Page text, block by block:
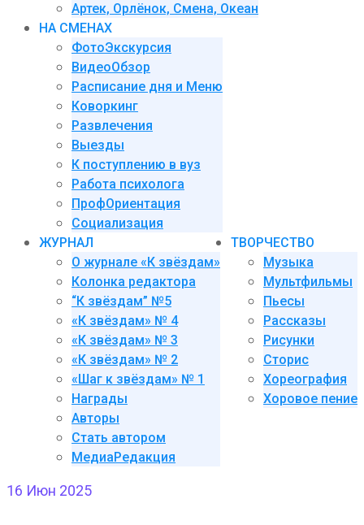
Артек, Орлёнок, Смена, Океан
НА СМЕНАХ
ФотоЭкскурсия
ВидеоОбзор
Расписание дня и Меню
Коворкинг
Развлечения
Выезды
К поступлению в вуз
Работа психолога
ПрофОриентация
Социализация
ЖУРНАЛ
О журнале «К звёздам»
Колонка редактора
“К звёздам” №5
«К звёздам» № 4
«К звёздам» № 3
«К звёздам» № 2
«Шаг к звёздам» № 1
Награды
Авторы
Стать автором
МедиаРедакция
ТВОРЧЕСТВО
Музыка
Мультфильмы
Пьесы
Рассказы
Рисунки
Сторис
Хореография
Хоровое пение
16 Июн 2025